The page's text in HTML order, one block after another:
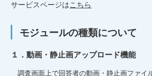
サービスページはこちら
モジュールの種類について
１．動画・静止画アップロード機能
調査画面上で回答者の動画・静止画ファイ